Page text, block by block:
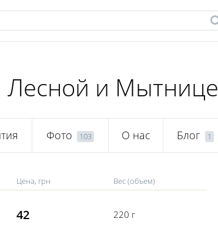
Лесной и Мытнице
Фото 103 О нас Блог 1
Цена, грн Вес (объем)
42 220 г